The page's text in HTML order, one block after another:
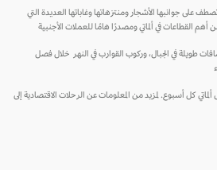
جوانبها الأشجار ومنتزهاتها وغاباتها العديدة التي
القطاعات في ألماتي ومصدرًا هامًا للعملات الأجنبية
طويلة في الجبال، وركوب القوارب في النهر خلال فصل
كل أسبوع. لمزيد من المعلومات عن الرحلات الاقتصادية إلى